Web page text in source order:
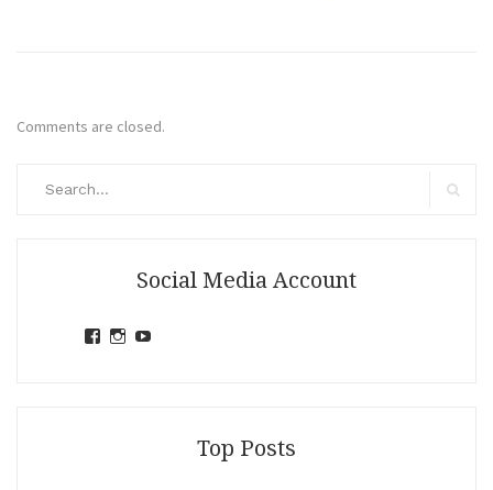
Comments are closed.
Social Media Account
ViewView
Top Posts